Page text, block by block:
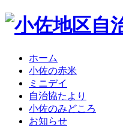
ホーム
小佐の赤米
ミニデイ
自治協たより
小佐のみどころ
お知らせ